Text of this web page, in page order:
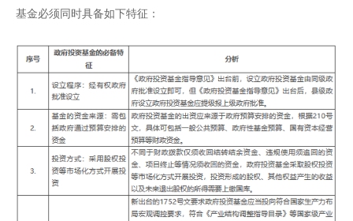
基金必须同时具备如下特征：